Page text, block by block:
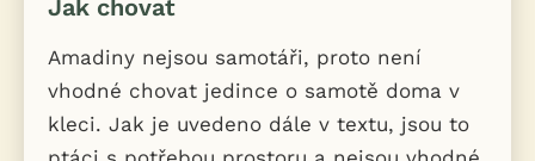
Jak chovat
Amadiny nejsou samotáři, proto není
vhodné chovat jedince o samotě doma v
kleci. Jak je uvedeno dále v textu, jsou to